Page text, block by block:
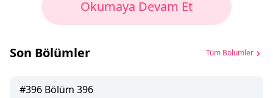
Okumaya Devam Et
Son Bölümler Tüm Bölümler
#396 Bölüm 396